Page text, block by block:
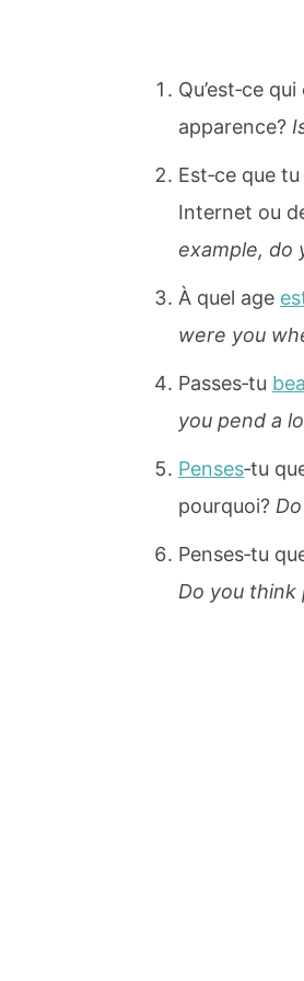
Qu’est‐ce
apparence?
Est‐ce que
Internet ou
example, do
À quel age
were you
Passes‐tu
you pend a
Penses‐tu
pourquoi?
Penses‐tu
Do you think